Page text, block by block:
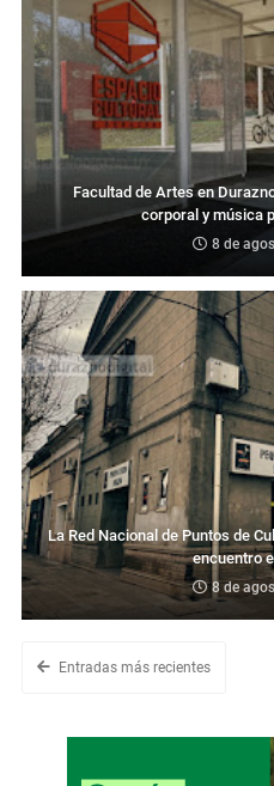
Facultad de Artes en
corporal y música
8 de
La Red Nacional de Puntos de
encuentro
8 de
Entradas más recientes